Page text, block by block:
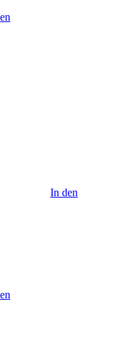
In den